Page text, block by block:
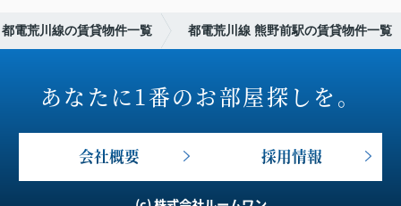
都電荒川線の賃貸物件一覧 都電荒川線 熊野前駅の賃貸物件一覧
あなたに1番のお部屋探しを。
会社概要 採用情報